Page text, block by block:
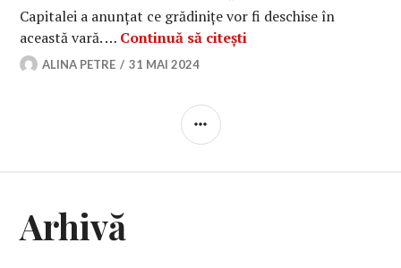
Capitalei a anunțat ce grădinițe vor fi deschise în
această vară. … Continuă să citești
ALINA PETRE 31 MAI 2024
BARĂ
Arhivă